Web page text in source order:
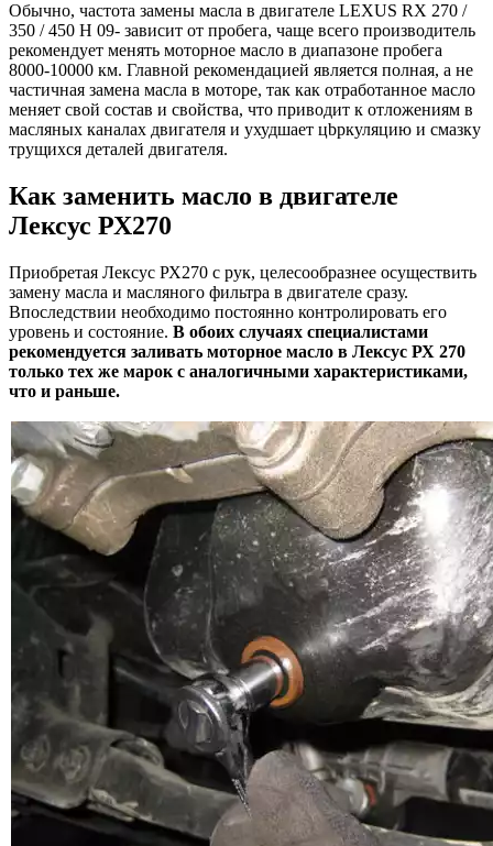
Обычно, частота замены масла в двигателе LEXUS RX 270 /
350 / 450 H 09- зависит от пробега, чаще всего производитель
рекомендует менять моторное масло в диапазоне пробега
8000-10000 км. Главной рекомендацией является полная, а не
частичная замена масла в моторе, так как отработанное масло
меняет свой состав и свойства, что приводит к отложениям в
масляных каналах двигателя и ухудшает цbркуляцию и смазку
трущихся деталей двигателя.
Как заменить масло в двигателе
Лексус РХ270
Приобретая Лексус РХ270 с рук, целесообразнее осуществить
замену масла и масляного фильтра в двигателе сразу.
Впоследствии необходимо постоянно контролировать его
уровень и состояние. В обоих случаях специалистами
рекомендуется заливать моторное масло в Лексус РХ 270
только тех же марок с аналогичными характеристиками,
что и раньше.